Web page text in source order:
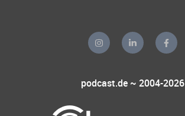
podcast.de ~ 2004-2026